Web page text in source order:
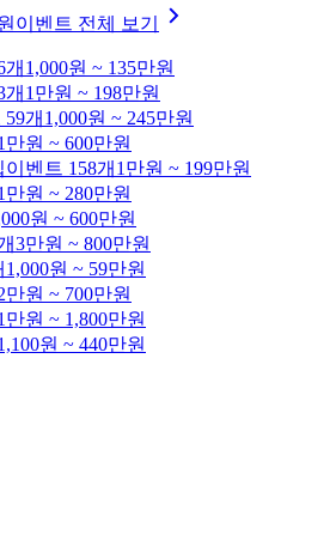
이벤트 전체 보기
개 1,000원 ~ 135만원
개 1만원 ~ 198만원
개 1,000원 ~ 245만원
만원 ~ 600만원
이벤트 158개 1만원 ~ 199만원
만원 ~ 280만원
원 ~ 600만원
3만원 ~ 800만원
1,000원 ~ 59만원
만원 ~ 700만원
만원 ~ 1,800만원
원 ~ 440만원